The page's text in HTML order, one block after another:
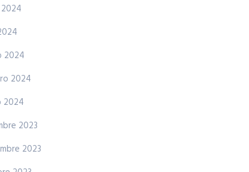
2024
2024
2024
2023
2023